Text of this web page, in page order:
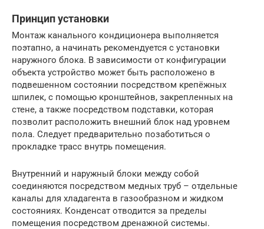
Принцип установки
Монтаж канального кондиционера выполняется
поэтапно, а начинать рекомендуется с установки
наружного блока. В зависимости от конфигурации
объекта устройство может быть расположено в
подвешенном состоянии посредством крепёжных
шпилек, с помощью кронштейнов, закрепленных на
стене, а также посредством подставки, которая
позволит расположить внешний блок над уровнем
пола. Следует предварительно позаботиться о
прокладке трасс внутрь помещения.
Внутренний и наружный блоки между собой
соединяются посредством медных труб – отдельные
каналы для хладагента в газообразном и жидком
состояниях. Конденсат отводится за пределы
помещения посредством дренажной системы.